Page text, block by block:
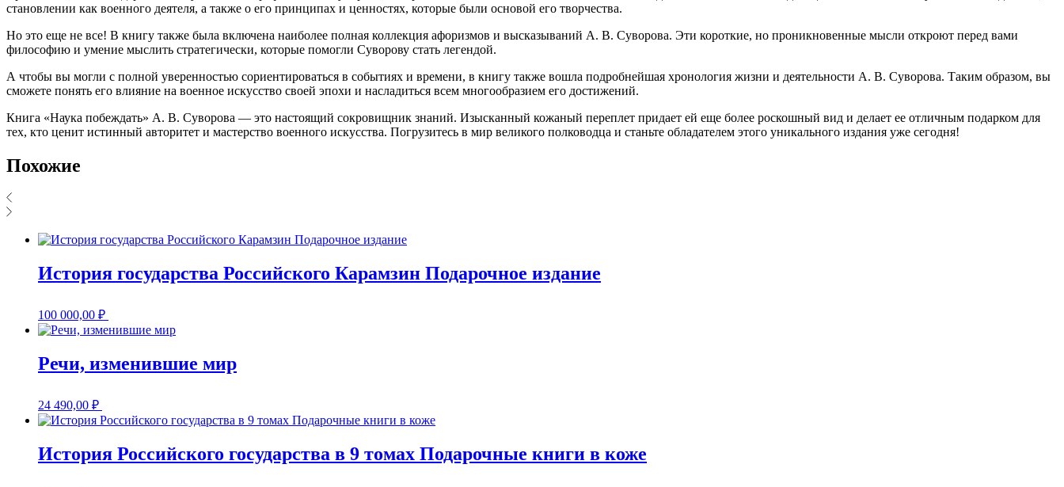
становлении как военного деятеля, а также о его принципах и ценностях, которые были основой его творчества.
Но это еще не все! В книгу также была включена наиболее полная коллекция афоризмов и высказываний А. В. Суворова. Эти короткие, но проникновенные мысли откроют перед вами
философию и умение мыслить стратегически, которые помогли Суворову стать легендой.
А чтобы вы могли с полной уверенностью сориентироваться в событиях и времени, в книгу также вошла подробнейшая хронология жизни и деятельности А. В. Суворова. Таким образом, вы
сможете понять его влияние на военное искусство своей эпохи и насладиться всем многообразием его достижений.
Книга «Наука побеждать» А. В. Суворова — это настоящий сокровищник знаний. Изысканный кожаный переплет придает ей еще более роскошный вид и делает ее отличным подарком для
тех, кто ценит истинный авторитет и мастерство военного искусства. Погрузитесь в мир великого полководца и станьте обладателем этого уникального издания уже сегодня!
Похожие
История государства Российского Карамзин Подарочное издание
100 000,00 ₽
Речи, изменившие мир
24 490,00 ₽
История Российского государства в 9 томах Подарочные книги в коже